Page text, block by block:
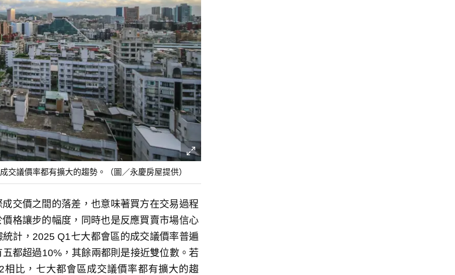
議價率都有擴大的趨勢。（圖／永慶房屋提供）
交價之間的落差，也意味著買方在交易過程
格讓步的幅度，同時也是反應買賣市場信心
計，2025 Q1七大都會區的成交議價率普遍
都超過10%，其餘兩都則是接近雙位數。若
比，七大都會區成交議價率都有擴大的趨